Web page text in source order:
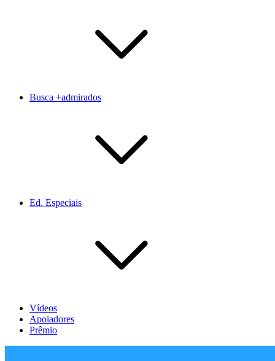
Busca +admirados
Ed. Especiais
Vídeos
Apoiadores
Prêmio